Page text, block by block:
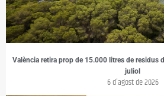
València retira prop de 15.000 litres de residus
juliol
6 d'agost de 2026